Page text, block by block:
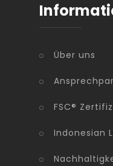
Über uns
FSC®
Indonesian